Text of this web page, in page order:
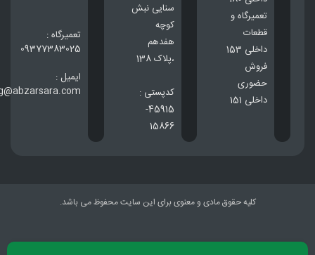
تعمیرگاه و
قطعات
داخلی 153
فروش
حضوری
داخلی 151
سنایی نبش
کوچه
هفدهم
،پلاک 138
کدپستی :
45915-
15866
تعمیرگاه :
09377383025
ایمیل :
کلیه حقوق مادی و معنوی برای این سایت محفوظ می باشد.